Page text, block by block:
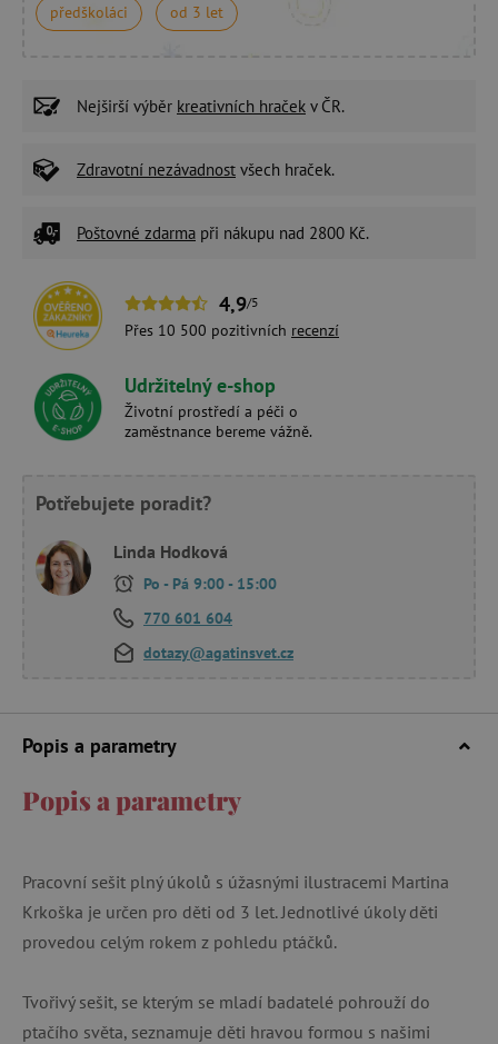
předškoláci od 3 let
Nejširší výběr kreativních hraček v ČR.
Zdravotní nezávadnost všech hraček.
Poštovné zdarma při nákupu nad 2800 Kč.
4,9/5
Přes 10 500 pozitivních recenzí
Udržitelný e-shop
Životní prostředí a péči o
zaměstnance bereme vážně.
Potřebujete poradit?
Linda Hodková
Po - Pá 9:00 - 15:00
770 601 604
dotazy@agatinsvet.cz
Popis a parametry
Popis a parametry
Pracovní sešit plný úkolů s úžasnými ilustracemi Martina
Krkoška je určen pro děti od 3 let. Jednotlivé úkoly děti
provedou celým rokem z pohledu ptáčků.
Tvořivý sešit, se kterým se mladí badatelé pohrouží do
ptačího světa, seznamuje děti hravou formou s našimi